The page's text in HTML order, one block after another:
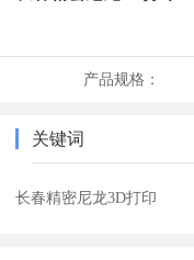
产品规格：
关键词
长春精密尼龙3D打印